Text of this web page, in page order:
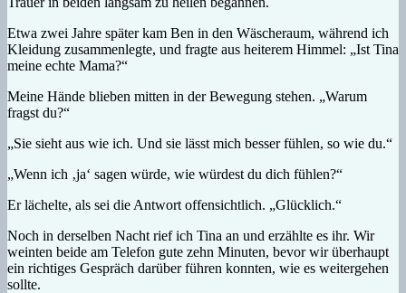
Etwa zwei Jahre später kam Ben in den Wäscheraum, während ich
Kleidung zusammenlegte, und fragte aus heiterem Himmel: „Ist Tina
meine echte Mama?“
Meine Hände blieben mitten in der Bewegung stehen. „Warum
fragst du?“
„Sie sieht aus wie ich. Und sie lässt mich besser fühlen, so wie du.“
„Wenn ich ‚ja‘ sagen würde, wie würdest du dich fühlen?“
Er lächelte, als sei die Antwort offensichtlich. „Glücklich.“
Noch in derselben Nacht rief ich Tina an und erzählte es ihr. Wir
weinten beide am Telefon gute zehn Minuten, bevor wir überhaupt
ein richtiges Gespräch darüber führen konnten, wie es weitergehen
sollte.